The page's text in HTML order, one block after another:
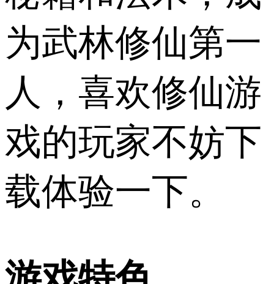
为武林修仙第一
人，喜欢修仙游
戏的玩家不妨下
载体验一下。